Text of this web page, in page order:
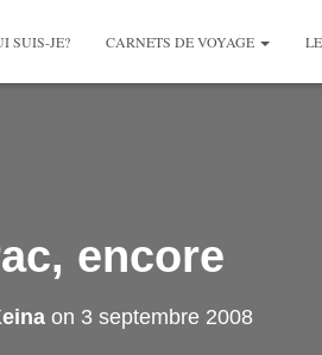
SUIS-JE? CARNETS DE VOYAGE
encore
on 3 septembre 2008